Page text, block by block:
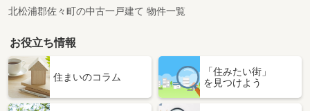
北松浦郡佐々町の中古一戸建て 物件一覧
お役立ち情報
住まいのコラム
「住みたい街」
を見つけよう